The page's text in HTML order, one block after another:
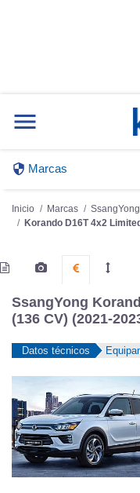
Marcas
Inicio Marcas SsangYong
Korando D16T 4x2
SsangYong
(136 CV) (2021-
Datos técnicos